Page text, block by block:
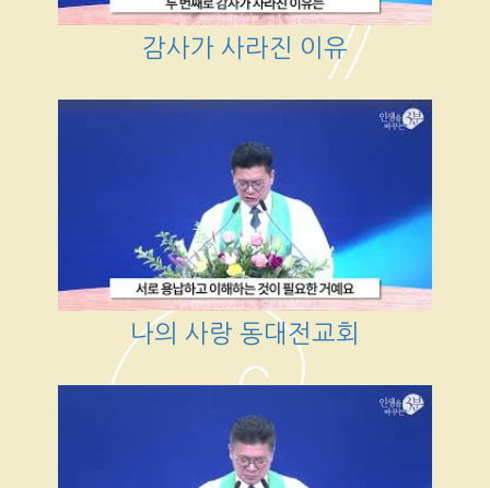
감사가 사라진 이유
나의 사랑 동대전교회